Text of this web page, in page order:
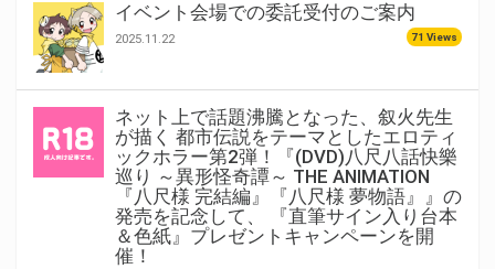
イベント会場での委託受付のご案内
2025.11.22 71 Views
ネット上で話題沸騰となった、叙火先生
が描く 都市伝説をテーマとしたエロティ
ックホラー第2弾！『(DVD)八尺八話快樂
巡り ～異形怪奇譚～ THE ANIMATION
『八尺様 完結編』『八尺様 夢物語』』の
発売を記念して、 『直筆サイン入り台本
＆色紙』プレゼントキャンペーンを開
催！